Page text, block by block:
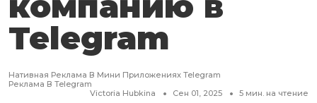
Telegram
Нативная Реклама В Мини Приложениях Telegram
Реклама В Telegram
Victoria Hubkina
Сен 01, 2025 5 мин. на чтение